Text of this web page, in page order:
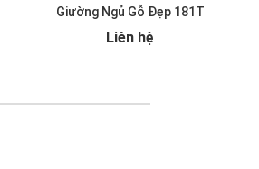
Giường Ngủ Gỗ Đẹp 181T
Liên hệ